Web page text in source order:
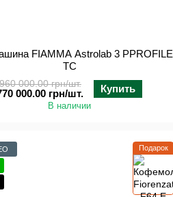
FIAMMA Astrolab 3 PPROFILE
TC
960 000.00 грн/шт.
000.00 грн/шт. Купить
В наличии
Подарок